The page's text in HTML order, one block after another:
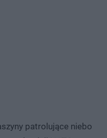
patrolujące niebo